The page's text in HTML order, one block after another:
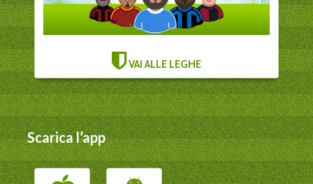
VAI ALLE LEGHE
Scarica l’app